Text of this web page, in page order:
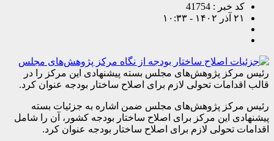
کد خبر : 41754
۲۱ آذر ۱۴۰۲ - ۱۰:۳۳
رئیس مرکز پژوهش‌های مجلس بسته پیشنهادی این مرکز را در
قالب اقدامات تحولی لازم برای اصلاح ساختار بودجه عنوان کرد.
رئیس مرکز پژوهش‌های مجلس ضمن اشاره به جزئیات بسته
پیشنهادی این مرکز برای اصلاح ساختار بودجه کشور، آن را شامل
اقدامات تحولی لازم برای اصلاح ساختار بودجه عنوان کرد.